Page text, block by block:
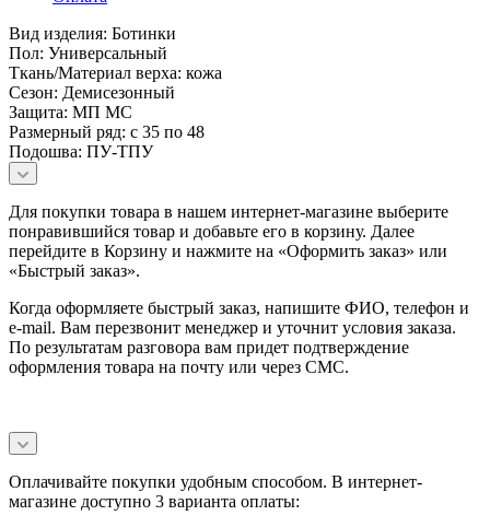
Вид изделия: Ботинки
Пол: Универсальный
Ткань/Материал верха: кожа
Сезон: Демисезонный
Защита: МП МС
Размерный ряд: с 35 по 48
Подошва: ПУ-ТПУ
Для покупки товара в нашем интернет-магазине выберите
понравившийся товар и добавьте его в корзину. Далее
перейдите в Корзину и нажмите на «Оформить заказ» или
«Быстрый заказ».
Когда оформляете быстрый заказ, напишите ФИО, телефон и
e-mail. Вам перезвонит менеджер и уточнит условия заказа.
По результатам разговора вам придет подтверждение
оформления товара на почту или через СМС.
Оплачивайте покупки удобным способом. В интернет-
магазине доступно 3 варианта оплаты: